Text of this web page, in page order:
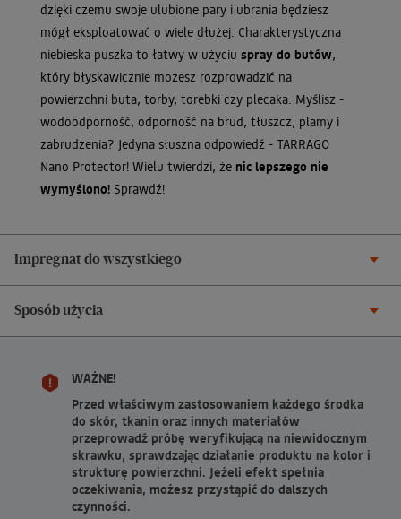
dzięki czemu swoje ulubione pary i ubrania będziesz
mógł eksploatować o wiele dłużej. Charakterystyczna
niebieska puszka to łatwy w użyciu spray do butów,
który błyskawicznie możesz rozprowadzić na
powierzchni buta, torby, torebki czy plecaka. Myślisz -
wodoodporność, odporność na brud, tłuszcz, plamy i
zabrudzenia? Jedyna słuszna odpowiedź - TARRAGO
Nano Protector! Wielu twierdzi, że nic lepszego nie
wymyślono! Sprawdź!
Impregnat do wszystkiego
Sposób użycia
WAŻNE!
Przed właściwym zastosowaniem każdego środka
do skór, tkanin oraz innych materiałów
przeprowadź próbę weryfikującą na niewidocznym
skrawku, sprawdzając działanie produktu na kolor i
strukturę powierzchni. Jeżeli efekt spełnia
oczekiwania, możesz przystąpić do dalszych
czynności.